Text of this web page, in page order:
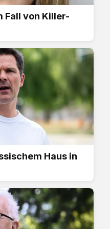
Fall von Killer-
Haus in